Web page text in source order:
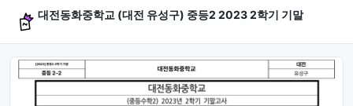
대전동화중학교 (대전 유성구) 중등2 2023 2학기 기말
문제 미리보기 (4문항)